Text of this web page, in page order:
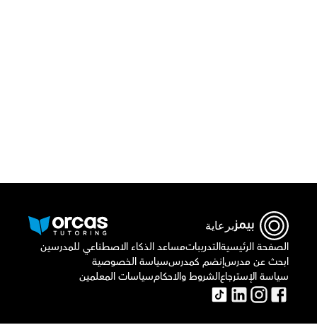
أو اتصل بنا علي
برعاية
الصفحة الرئيسيةالتدريباتمساعد الذكاء الاصطناعي للمدرسين
ابحث عن مدرسإنضم كمدرسسياسة الخصوصية
سياسة الإسترجاعالشروط والاحكامسياسات المعلمين